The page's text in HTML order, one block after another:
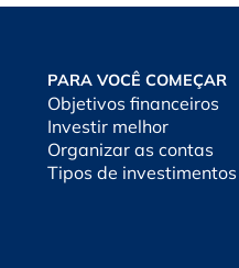
PARA VOCÊ COMEÇAR
Objetivos financeiros
Investir melhor
Organizar as contas
Tipos de investimentos